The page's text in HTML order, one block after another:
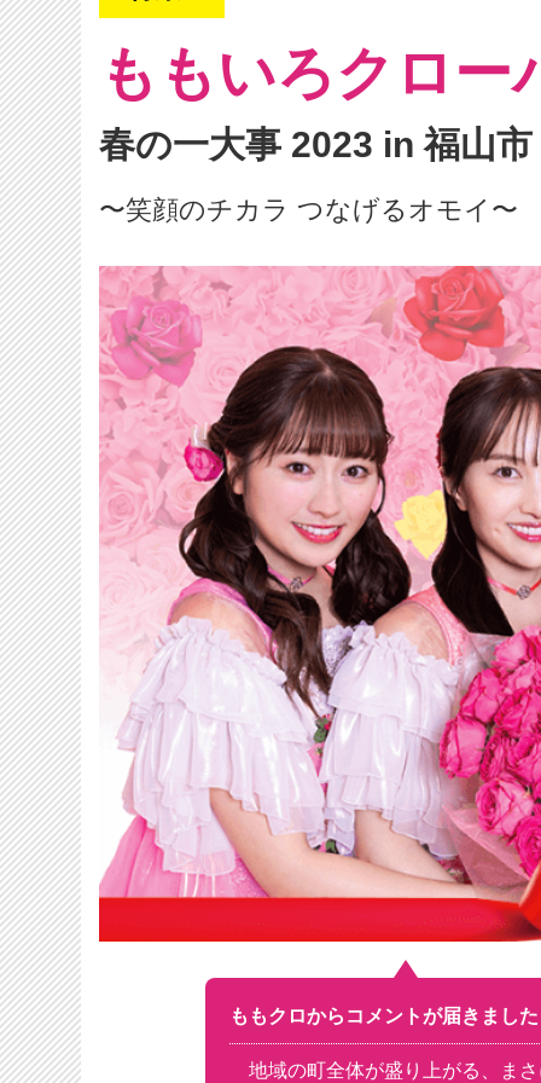
ももいろクロー
春の一大事 2023 in 福山市
〜笑顔のチカラ つなげるオモイ〜
ももクロからコメントが届きまし
地域の町全体が盛り上がる、ま